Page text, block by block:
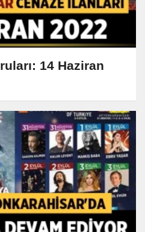
14 Haziran